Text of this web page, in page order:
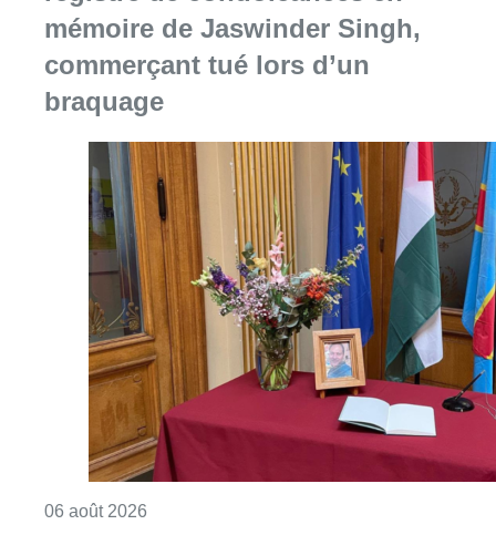
06 août 2026 Consulter l'article "La Commune d’Ixelles
Partager l'article
TwitterWhatsApp
Share
13 juillet 2024- 11h42
14 juillet 2024 - 10h31
Fédération Wallonie-Bruxelles
Georges-Louis Bouchez
News